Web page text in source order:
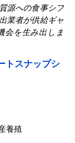
源への食事シフ
業者が供給ギャ
会を生み出しま
トスナップシ
養殖